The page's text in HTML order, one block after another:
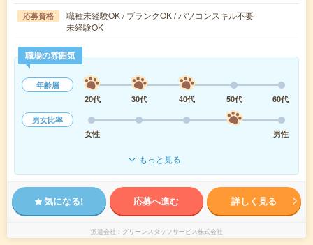
応募資格
職種未経験OK / ブランクOK / パソコンスキル不要
未経験OK
職場の雰囲気
年齢層
20代
30代 40代 50代
60代
男女比率
女性
男性
もっと見る
気になる! 応募へ進む 詳しく見る
派遣会社 グリーンスタッフサービス株式会社